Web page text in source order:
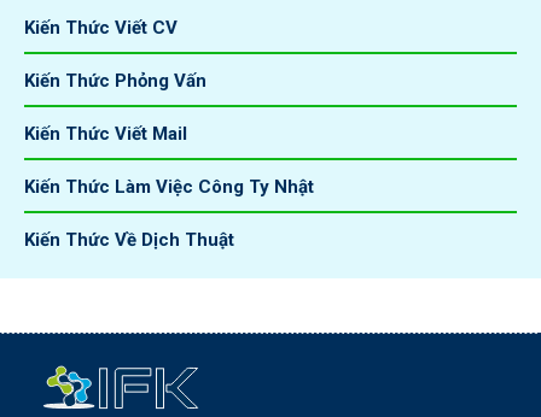
Kiến Thức Viết CV
Kiến Thức Phỏng Vấn
Kiến Thức Viết Mail
Kiến Thức Làm Việc Công Ty Nhật
Kiến Thức Về Dịch Thuật